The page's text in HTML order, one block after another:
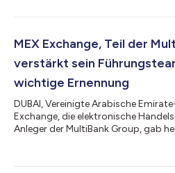
ausgezeichnet. Die Auszeichnung
sowie Minister für Toleranz und
Auszeichnung spiegelt die
MEX Exchange, Teil der
verstärkt sein
wichtige Ernennung
DUBAI, Vereinigte Arabische
Exchange, die elektronische
Anleger der MultiBank Group, gab
Führungsteam von Weltklasse